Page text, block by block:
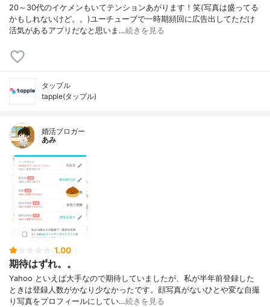
20～30代のイケメンもいてテンションあがります！笑(写真は盛ってる
かもしれないけど。。)ユーチューブで一時期頻回に広告出してただけ
活気があるアプリだなと思いま…続きを見る
タップル
tapple(タップル)
婚活ブロガー
あみ
1.00
期待はずれ。。
Yahoo といえば大手なので期待していましたが、私が半年前登録した
ときは登録人数がかなり少なかったです。顔写真がないひとや変な自撮
り写真をプロフィールにしてい…続きを見る